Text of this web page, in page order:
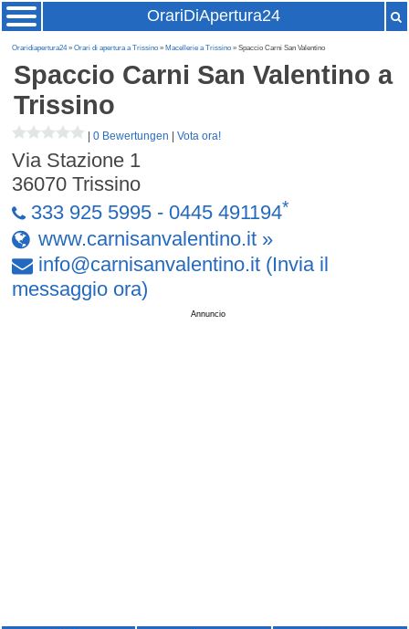
OrariDiApertura24
Oraridiapertura24»Orari di apertura a Trissino » Macellerie a Trissino » Spaccio Carni San Valentino
Spaccio Carni San Valentino a
Trissino
|0 Bewertungen |Vota ora!
Via Stazione 1
36070 Trissino
333 925 5995 - 0445 491194*
www.carnisanvalentino.it »
info@carnisanvalentino.it (Invia il
messaggio ora)
Annuncio